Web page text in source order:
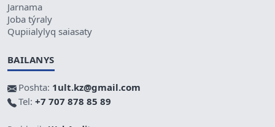
Jarnama
Joba týraly
Qupiialylyq saiasaty
BAILANYS
Poshta: 1ult.kz@gmail.com
Tel: +7 707 878 85 89